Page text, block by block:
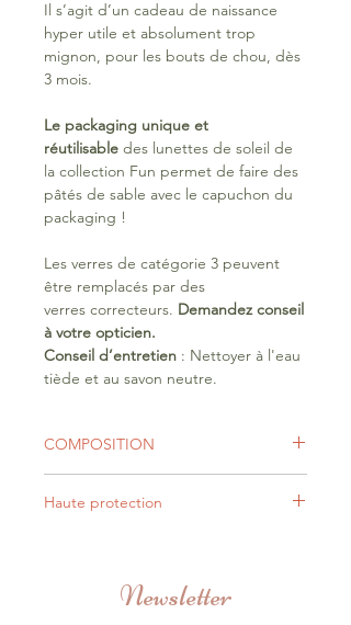
Il s’agit d’un cadeau de naissance
hyper utile et absolument trop
mignon, pour les bouts de chou, dès
3 mois.
Le packaging unique et
réutilisable des lunettes de soleil de
la collection Fun permet de faire des
pâtés de sable avec le capuchon du
packaging !
Les verres de catégorie 3 peuvent
être remplacés par des
verres correcteurs. Demandez conseil
à votre opticien.
Conseil d’entretien : Nettoyer à l'eau
tiède et au savon neutre.
COMPOSITION
recyclable
- Un emballagerecyclable et
Haute protection
chez Ki ET LA, nous sélectionnons
des verres de qualité :
Newsletter